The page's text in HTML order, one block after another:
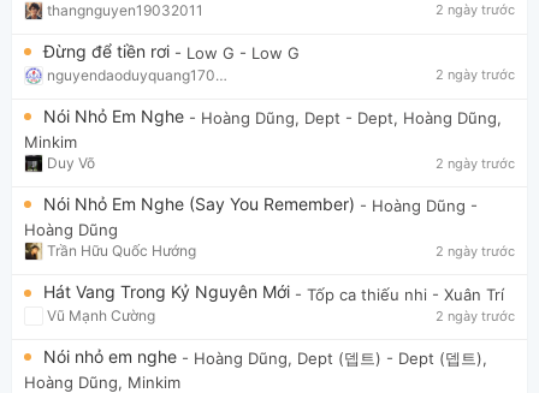
thangnguyen19032011 2 ngày trước
Đừng để tiền rơi - Low G - Low G
nguyendaoduyquang17021 2 ngày trước
Nói Nhỏ Em Nghe - Hoàng Dũng, Dept - Dept, Hoàng Dũng,
Minkim
Duy Võ 2 ngày trước
Nói Nhỏ Em Nghe (Say You Remember) - Hoàng Dũng -
Hoàng Dũng
Trần Hữu Quốc Hướng 2 ngày trước
Hát Vang Trong Kỷ Nguyên Mới - Tốp ca thiếu nhi - Xuân Trí
Vũ Mạnh Cường 2 ngày trước
Nói nhỏ em nghe - Hoàng Dũng, Dept (뎁트) - Dept (뎁트),
Hoàng Dũng, Minkim